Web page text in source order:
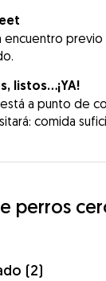
encuentro
listos...¡YA!
está a punto de
comida
perros
(2)